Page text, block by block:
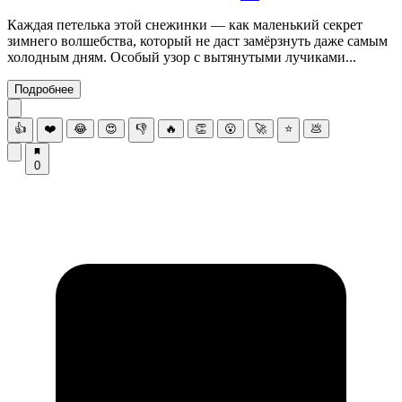
Каждая петелька этой снежинки — как маленький секрет
зимнего волшебства, который не даст замёрзнуть даже самым
холодным дням. Особый узор с вытянутыми лучиками...
Подробнее
👍 ❤️ 😂 😍 👎 🔥 👏 😮 🚀 ⭐ 💩
0